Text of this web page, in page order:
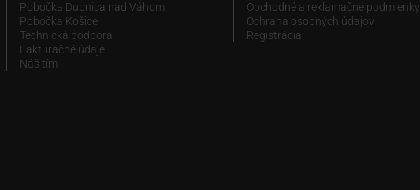
Pobočka Dubnica nad Váhom
Pobočka Košice
Technická podpora
Fakturačné údaje
Náš tím
Obchodné a reklamačné podmienky
Ochrana osobných údajov
Registrácia